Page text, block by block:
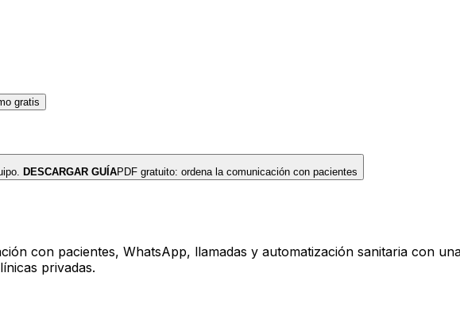
gratis
DESCARGAR GUÍAPDF gratuito: ordena la comunicación con pacientes
con pacientes, WhatsApp, llamadas y automatización sanitaria con
privadas.